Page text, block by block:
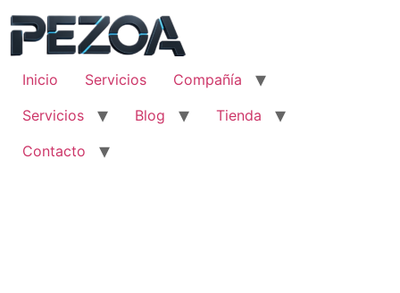
contenido
Inicio
Servicios
Compañía
Servicios
Blog
Tienda
Contacto